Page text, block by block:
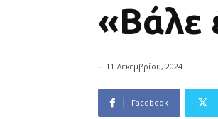
«Βάλε
- 11 Δεκεμβρίου, 2024
Facebook